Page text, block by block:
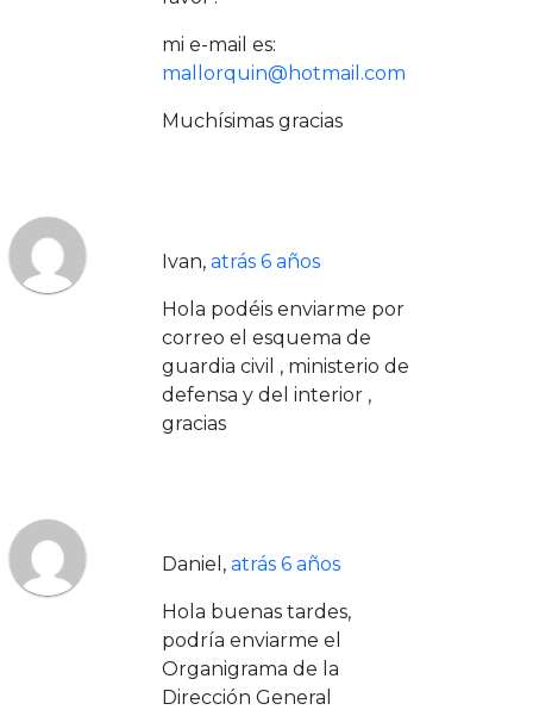
mi e-mail es:
mallorquin@hotmail.com
Muchísimas gracias
Ivan, atrás 6 años
Hola podéis enviarme por
correo el esquema de
guardia civil , ministerio de
defensa y del interior ,
gracias
Daniel , atrás 6 años
Hola buenas tardes,
podría enviarme el
Organigrama de la
Dirección General